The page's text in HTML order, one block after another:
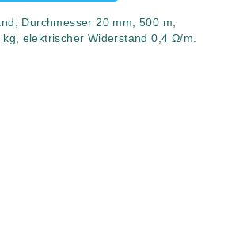
Durchmesser 20 mm, 500 m,
kg, elektrischer Widerstand 0,4 Ω/m.